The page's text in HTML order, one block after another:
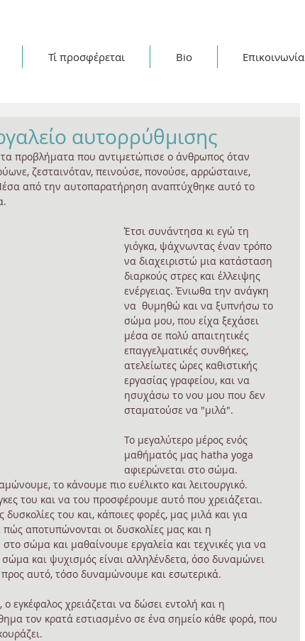
Τί προσφέρεται Bio Επικοινωνία
αυτορρύθμισης
προβλήματα που αντιμετώπισε ο άνθρωπος όταν
ζεσταινόταν, πεινούσε, πονούσε, αρρώσταινε,
από την αυτοπαρατήρηση αναπτύχθηκε αυτό το
Έτσι συνάντησα κι εγώ τη
γιόγκα, ψάχνωντας έναν τρόπο
να διαχειριστώ μια κατάσταση
διαρκούς στρες και έλλειψης
ενέργειας. Ένιωθα την ανάγκη
να  θυμηθώ και να ξυπνήσω το
σώμα μου, που είχα ξεχάσει
μέσα σε πολύ απαιτητικές
επαγγελματικές συνθήκες,
ατελείωτες ώρες καθιστικής
εργασίας γραφείου, και να
ησυχάσω το νου μου που δεν
σταματούσε να "μιλά".
Το μεγαλύτερο μέρος ενός
μαθήματός μας hatha yoga
αφιερώνεται στο σώμα.
το κάνουμε πιο ευέλικτο και λειτουργικό.
του και να του προσφέρουμε αυτό που χρειάζεται.
του και, κάποιες φορές, μας μιλά και για
αποτυπώνονται οι δυσκολίες μας και η
σώμα και μαθαίνουμε εργαλεία και τεχνικές για να
και ψυχισμός είναι αλληλένδετα, όσο δυναμώνει
αυτό, τόσο δυναμώνουμε και εσωτερικά.
ο εγκέφαλος χρειάζεται να δώσει εντολή και η
τον κρατά εστιασμένο σε ένα σημείο κάθε φορά, που